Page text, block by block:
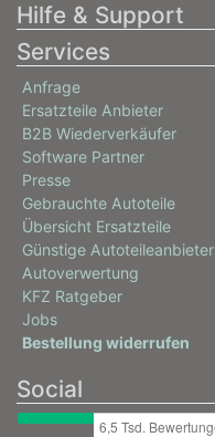
Hilfe & Support
Services
Anfrage
Ersatzteile Anbieter
B2B Wiederverkäufer
Software Partner
Presse
Gebrauchte Autoteile
Übersicht Ersatzteile
Günstige Autoteileanbieter
Autoverwertung
KFZ Ratgeber
Jobs
Bestellung widerrufen
Social